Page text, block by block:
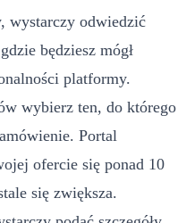
wystarczy odwiedzić
będziesz mógł
platformy.
wybierz ten, do którego
Portal
ofercie się ponad 10
się zwiększa.